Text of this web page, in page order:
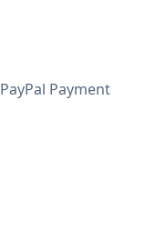
Payment